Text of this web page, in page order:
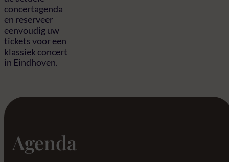
concertagenda
en reserveer
eenvoudig uw
tickets voor een
klassiek concert
in Eindhoven.
Agenda